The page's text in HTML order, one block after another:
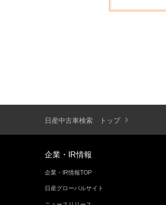
日産中古車検索 トップ
企業・IR情報
企業・IR情報TOP
日産グローバルサイト